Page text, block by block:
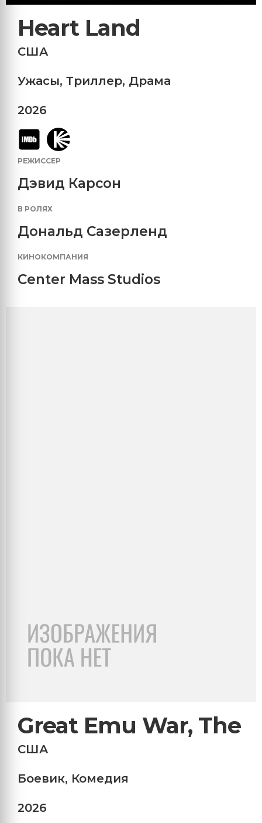
Heart Land
США
Ужасы, Триллер, Драма
2026
РЕЖИССЕР
Дэвид Карсон
В РОЛЯХ
Дональд Сазерленд
КИНОКОМПАНИЯ
Center Mass Studios
Great Emu War, The
США
Боевик, Комедия
2026